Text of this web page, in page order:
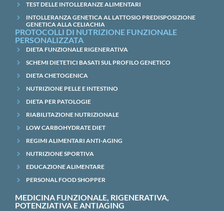
TEST DELLE INTOLLERANZE ALIMENTARI
INTOLLERANZA GENETICA AL LATTOSIO PREDISPOSIZIONE
GENETICA ALLA CELIACHIA
PROTOCOLLI DI NUTRIZIONE FUNZIONALE
PERSONALIZZATA
DIETA FUNZIONALE RIGENERATIVA
SCHEMI DIETETICI BASATI SUL PROFILO GENETICO
DIETA CHETOGENICA
NUTRIZIONE PELLE E INTESTINO
DIETA PER PATOLOGIE
RIABILITAZIONE NUTRIZIONALE
LOW CARBOHYDRATE DIET
REGIMI ALIMENTARI ANTI-AGING
NUTRIZIONE SPORTIVA
EDUCAZIONE ALIMENTARE
PERSONAL FOOD SHOPPER
MEDICINA FUNZIONALE, RIGENERATIVA,
POTENZIATIVA E ANTIAGING